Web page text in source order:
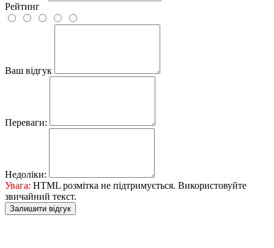
Рейтинг
Ваш відгук
Переваги:
Недоліки:
Увага: HTML розмітка не підтримується. Використовуйте
звичайний текст.
Залишити відгук